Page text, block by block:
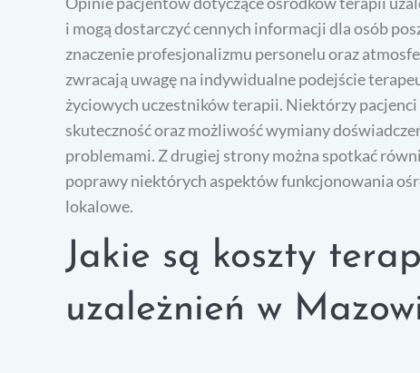
i mogą dostarczyć cennych informacji dla osób
znaczenie profesjonalizmu personelu oraz
zwracają uwagę na indywidualne podejście
życiowych uczestników terapii. Niektórzy
skuteczność oraz możliwość wymiany
problemami. Z drugiej strony można spotkać
poprawy niektórych aspektów funkcjonowania
lokalowe.
Jakie są koszty
uzależnień w